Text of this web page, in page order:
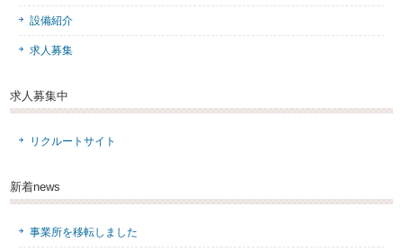
設備紹介
求人募集
求人募集中
リクルートサイト
新着news
事業所を移転しました